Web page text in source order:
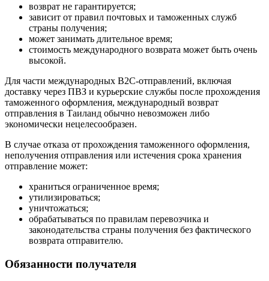
возврат не гарантируется;
зависит от правил почтовых и таможенных служб
страны получения;
может занимать длительное время;
стоимость международного возврата может быть очень
высокой.
Для части международных B2C-отправлений, включая
доставку через ПВЗ и курьерские службы после прохождения
таможенного оформления, международный возврат
отправления в Таиланд обычно невозможен либо
экономически нецелесообразен.
В случае отказа от прохождения таможенного оформления,
неполучения отправления или истечения срока хранения
отправление может:
храниться ограниченное время;
утилизироваться;
уничтожаться;
обрабатываться по правилам перевозчика и
законодательства страны получения без фактического
возврата отправителю.
Обязанности получателя